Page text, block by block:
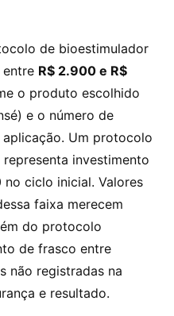
de bioestimulador
R$ 2.900 e R$
o produto escolhido
e o número de
Um protocolo
investimento
no ciclo inicial. Valores
faixa merecem
do protocolo
de frasco entre
não registradas na
e resultado.